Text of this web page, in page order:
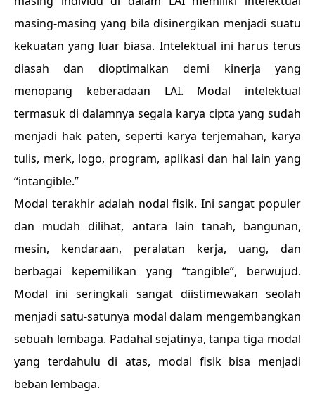
masing-masing yang bila disinergikan menjadi suatu
kekuatan yang luar biasa. Intelektual ini harus terus
diasah dan dioptimalkan demi kinerja yang
menopang keberadaan LAI. Modal intelektual
termasuk di dalamnya segala karya cipta yang sudah
menjadi hak paten, seperti karya terjemahan, karya
tulis, merk, logo, program, aplikasi dan hal lain yang
“intangible.”
Modal terakhir adalah nodal fisik. Ini sangat populer
dan mudah dilihat, antara lain tanah, bangunan,
mesin, kendaraan, peralatan kerja, uang, dan
berbagai kepemilikan yang “tangible”, berwujud.
Modal ini seringkali sangat diistimewakan seolah
menjadi satu-satunya modal dalam mengembangkan
sebuah lembaga. Padahal sejatinya, tanpa tiga modal
yang terdahulu di atas, modal fisik bisa menjadi
beban lembaga.